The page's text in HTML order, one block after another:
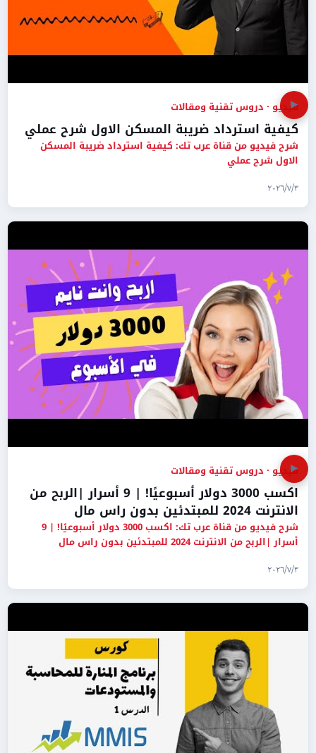
▶
فيديو · دروس تقنية ومقالات
كيفية استرداد ضريبة المسكن الاول شرح عملي
شرح فيديو من قناة عرب تك: كيفية استرداد ضريبة المسكن
الاول شرح عملي
٣‏/٧‏/٢٠٢٦
▶
فيديو · دروس تقنية ومقالات
اكسب 3000 دولار أسبوعيًا! | 9 أسرار |الربح من
الانترنت 2024 للمبتدئين بدون راس مال
شرح فيديو من قناة عرب تك: اكسب 3000 دولار أسبوعيًا! | 9
أسرار |الربح من الانترنت 2024 للمبتدئين بدون راس مال
٣‏/٧‏/٢٠٢٦